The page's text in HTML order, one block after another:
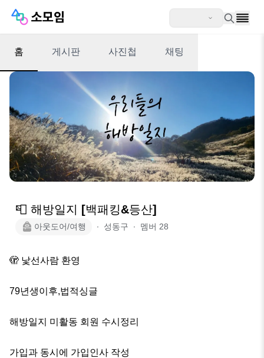
홈 게시판 사진첩 채팅
📮 해방일지 [백패킹&등산]
아웃도어/여행 ∙ 성동구 ∙ 멤버 28
🫣 낯선사람 환영
79년생이후,법적싱글
해방일지 미활동 회원 수시정리
가입과 동시에 가입인사 작성